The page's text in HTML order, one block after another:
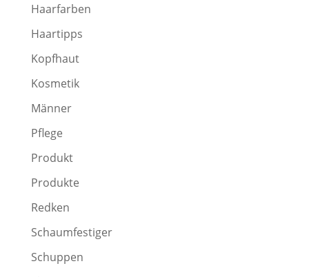
Haarfarben
Haartipps
Kopfhaut
Kosmetik
Männer
Pflege
Produkt
Produkte
Redken
Schaumfestiger
Schuppen